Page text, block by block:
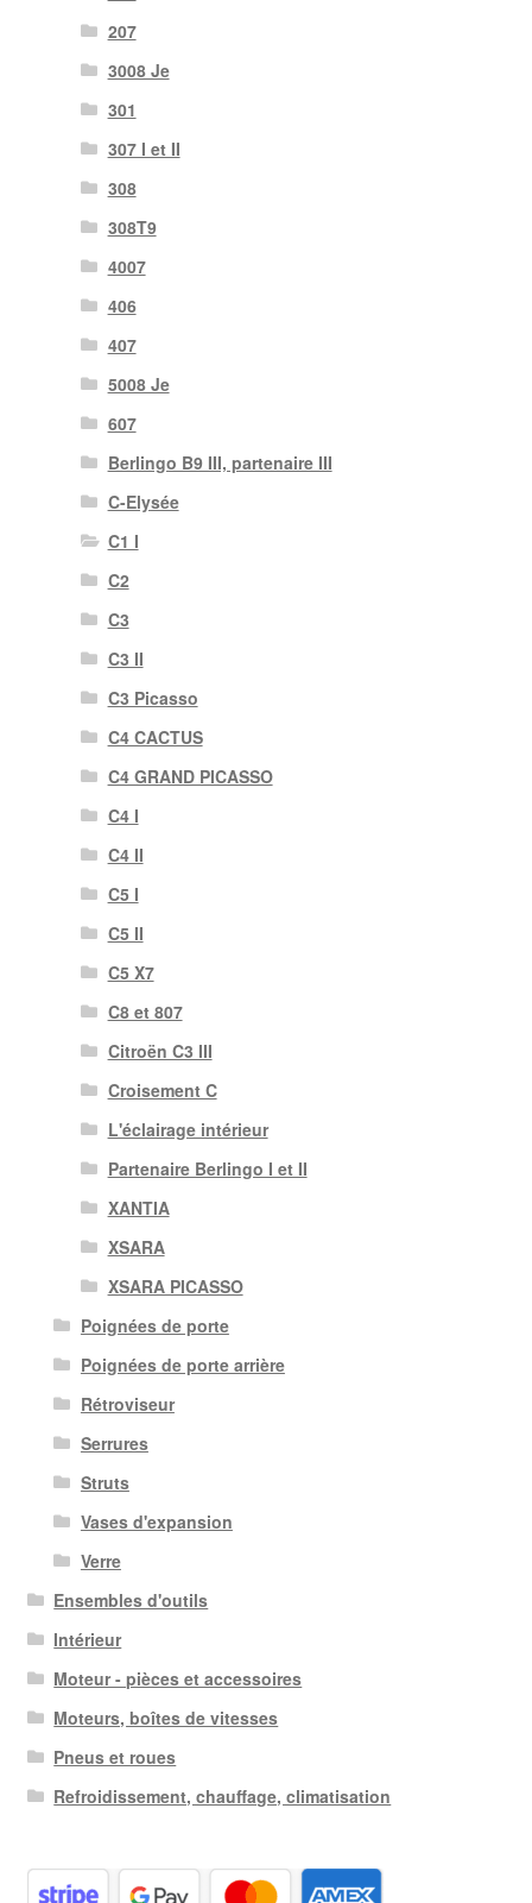
207
3008 Je
301
307 I et II
308
308T9
4007
406
407
5008 Je
607
Berlingo B9 III, partenaire III
C-Elysée
C1 I
C2
C3
C3 II
C3 Picasso
C4 CACTUS
C4 GRAND PICASSO
C4 I
C4 II
C5 I
C5 II
C5 X7
C8 et 807
Citroën C3 III
Croisement C
L'éclairage intérieur
Partenaire Berlingo I et II
XANTIA
XSARA
XSARA PICASSO
Poignées de porte
Poignées de porte arrière
Rétroviseur
Serrures
Struts
Vases d'expansion
Verre
Ensembles d'outils
Intérieur
Moteur - pièces et accessoires
Moteurs, boîtes de vitesses
Pneus et roues
Refroidissement, chauffage, climatisation